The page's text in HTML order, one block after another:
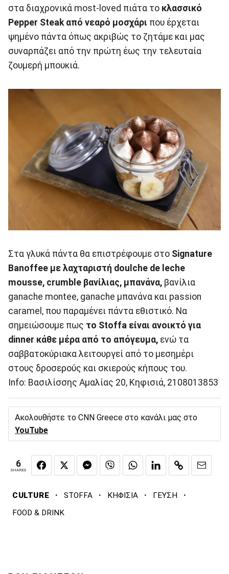
στα διαχρονικά most-loved πιάτα το κλασσικό
Pepper Steak από νεαρό μοσχάρι που έρχεται
ψημένο πάντα όπως ακριβώς το ζητάμε και μας
συναρπάζει από την πρώτη έως την τελευταία
ζουμερή μπουκιά.
Στα γλυκά πάντα θα επιστρέφουμε στο Signature
Banoffee με λαχταριστή doulche de leche
mousse, crumble βανίλιας, μπανάνα, βανίλια
ganache montee, ganache μπανάνα και passion
caramel, που παραμένει πάντα εθιστικό. Να
σημειώσουμε πως το Stoffa είναι ανοικτό για
dinner κάθε μέρα από το απόγευμα, ενώ τα
σαββατοκύριακα λειτουργεί από το μεσημέρι
στους δροσερούς και σκιερούς κήπους του.
Info: Βασιλίσσης Αμαλίας 20, Κηφισιά, 2108013853
Ακολουθήστε το CNN Greece στο κανάλι μας στο
YouTube
6
SHARES
CULTURE · STOFFA · ΚΗΦΙΣΙΑ · ΓΕΥΣΗ ·
FOOD & DRINK